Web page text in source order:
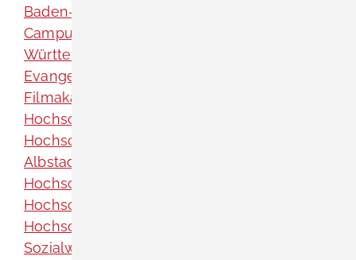
Baden-Württemberg (DHBW)]
Campus Horb [Duale Hochschule Baden-
Württemberg (DHBW)]
Evangelische Hochschule Ludwigsburg
Filmakademie Baden-Württemberg GmbH
Hochschule Aalen
Hochschule Albstadt-Sigmaringen, Campus
Albstadt
Hochschule Biberach
Hochschule der Medien Stuttgart
Hochschule Esslingen - Technik und
Sozialwesen